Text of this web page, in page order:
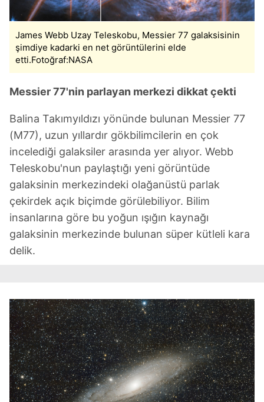
James Webb Uzay Teleskobu, Messier 77 galaksisinin
şimdiye kadarki en net görüntülerini elde
etti.Fotoğraf:NASA
Messier 77'nin parlayan merkezi dikkat çekti
Balina Takımyıldızı yönünde bulunan Messier 77
(M77), uzun yıllardır gökbilimcilerin en çok
incelediği galaksiler arasında yer alıyor. Webb
Teleskobu'nun paylaştığı yeni görüntüde
galaksinin merkezindeki olağanüstü parlak
çekirdek açık biçimde görülebiliyor. Bilim
insanlarına göre bu yoğun ışığın kaynağı
galaksinin merkezinde bulunan süper kütleli kara
delik.